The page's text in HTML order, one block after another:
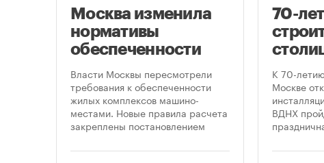
Москва изменила
нормативы
обеспеченности
новостроек
парковками
Власти Москвы пересмотрели
требования к обеспеченности
жилых комплексов машино-
местами. Новые правила расчета
закреплены постановлением
от 5 августа 2026 года. Документ
70-
К 70-
Москве
ВДНХ